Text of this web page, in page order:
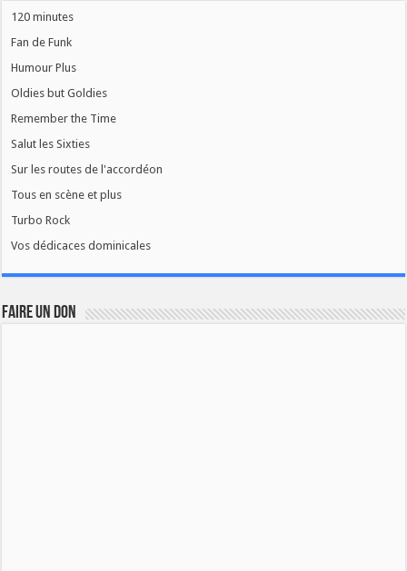
120 minutes
Fan de Funk
Humour Plus
Oldies but Goldies
Remember the Time
Salut les Sixties
Sur les routes de l'accordéon
Tous en scène et plus
Turbo Rock
Vos dédicaces dominicales
FAIRE UN DON